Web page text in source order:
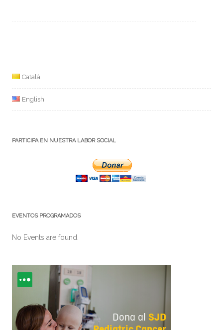
Català
English
PARTICIPA EN NUESTRA LABOR SOCIAL
EVENTOS PROGRAMADOS
No Events are found.